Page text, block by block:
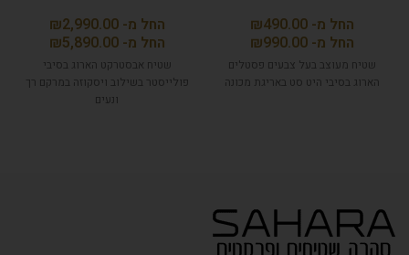
₪
₪
שטיח מעוצב בעל צבעים פסטלים
הארוג בסיבי היט סט באריגת מכונה
₪
₪
שטיח אבסטרקט הארוג בסיבי
פולייסטר בשילוב ויסקוזה במרקם רך
ונעים